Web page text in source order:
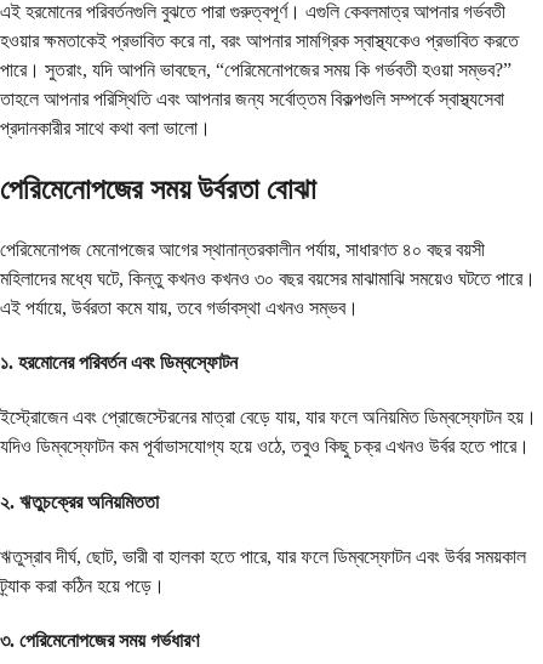
এই হরমোনের পরিবর্তনগুলি বুঝতে পারা গুরুত্বপূর্ণ। এগুলি কেবলমাত্র আপনার গর্ভবতী
হওয়ার ক্ষমতাকেই প্রভাবিত করে না, বরং আপনার সামগ্রিক স্বাস্থ্যকেও প্রভাবিত করতে
পারে। সুতরাং, যদি আপনি ভাবছেন, “পেরিমেনোপজের সময় কি গর্ভবতী হওয়া সম্ভব?”
তাহলে আপনার পরিস্থিতি এবং আপনার জন্য সর্বোত্তম বিকল্পগুলি সম্পর্কে স্বাস্থ্যসেবা
প্রদানকারীর সাথে কথা বলা ভালো।
পেরিমেনোপজের সময় উর্বরতা বোঝা
পেরিমেনোপজ মেনোপজের আগের স্থানান্তরকালীন পর্যায়, সাধারণত ৪০ বছর বয়সী
মহিলাদের মধ্যে ঘটে, কিন্তু কখনও কখনও ৩০ বছর বয়সের মাঝামাঝি সময়েও ঘটতে পারে।
এই পর্যায়ে, উর্বরতা কমে যায়, তবে গর্ভাবস্থা এখনও সম্ভব।
১. হরমোনের পরিবর্তন এবং ডিম্বস্ফোটন
ইস্ট্রোজেন এবং প্রোজেস্টেরনের মাত্রা বেড়ে যায়, যার ফলে অনিয়মিত ডিম্বস্ফোটন হয়।
যদিও ডিম্বস্ফোটন কম পূর্বাভাসযোগ্য হয়ে ওঠে, তবুও কিছু চক্র এখনও উর্বর হতে পারে।
২. ঋতুচক্রের অনিয়মিততা
ঋতুস্রাব দীর্ঘ, ছোট, ভারী বা হালকা হতে পারে, যার ফলে ডিম্বস্ফোটন এবং উর্বর সময়কাল
ট্র্যাক করা কঠিন হয়ে পড়ে।
৩. পেরিমেনোপজের সময় গর্ভধারণ